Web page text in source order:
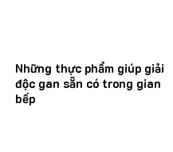
Những thực phẩm giúp giải
độc gan sẵn có trong gian
bếp